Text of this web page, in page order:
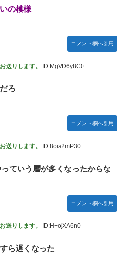
の模様
コメント欄へ引用
送りします。 ID:MgVD6y8C0
ろ
コメント欄へ引用
送りします。 ID:8oia2mP30
ていう層が多くなったからな
コメント欄へ引用
送りします。 ID:H+ojXA6n0
ら遅くなった